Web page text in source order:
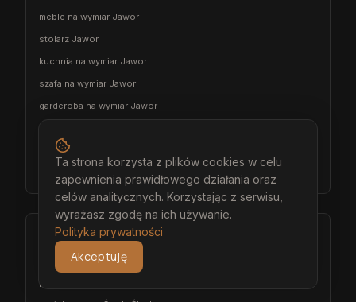
meble na wymiar Jawor
stolarz Jawor
kuchnia na wymiar Jawor
szafa na wymiar Jawor
garderoba na wymiar Jawor
meble łazienkowe na wymiar Jawor
meble pokojowe na wymiar Jawor
Środa Śląska
architekt wnętrz Środa Śląska
projektant wnętrz Środa Śląska
Ta strona korzysta z plików cookies w celu
zapewnienia prawidłowego działania oraz
celów analitycznych. Korzystając z serwisu,
wyrażasz zgodę na ich używanie.
Polityka prywatności
Akceptuję